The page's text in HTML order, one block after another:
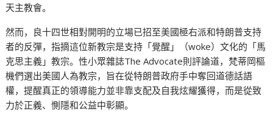
天主教會。
然而，良十四世相對開明的立場已招至美國極右派和特朗普支持
者的反彈，指摘這位新教宗是支持「覺醒」（woke）文化的「馬
克思主義」教宗。性小眾雜誌The Advocate則評論道，梵蒂岡樞
機們選出美國人為教宗，旨在從特朗普政府手中奪回道德話語
權，提醒真正的領導能力並非靠支配及自我炫耀獲得，而是從致
力於正義、惻隱和公益中彰顯。